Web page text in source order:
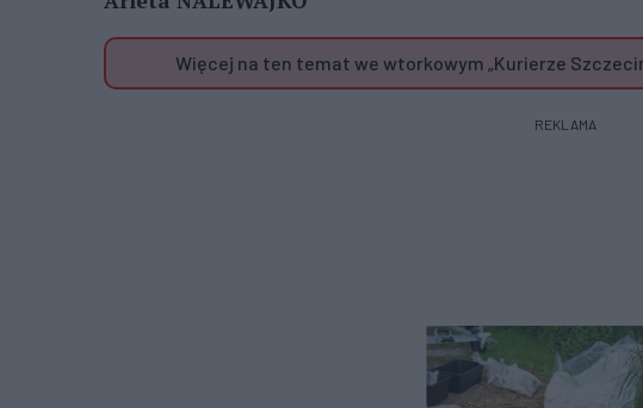
Więcej na ten temat we wtorkowym „Kurierze
REKLAMA